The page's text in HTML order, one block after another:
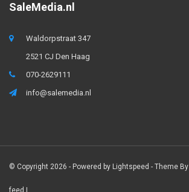
SaleMedia.nl
Waldorpstraat 347
2521 CJ Den Haag
070-2629111
info@salemedia.nl
© Copyright 2026 - Powered by Lightspeed - Theme By
feed |